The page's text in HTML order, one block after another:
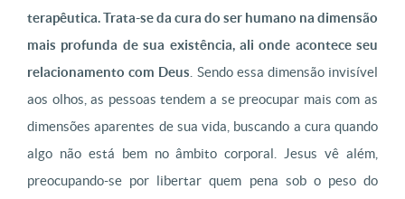
terapêutica. Trata-se da cura do ser humano na dimensão
mais profunda de sua existência, ali onde acontece seu
relacionamento com Deus . Sendo essa dimensão invisível
aos olhos, as pessoas tendem a se preocupar mais com as
dimensões aparentes de sua vida, buscando a cura quando
algo não está bem no âmbito corporal. Jesus vê além,
preocupando-se por libertar quem pena sob o peso do